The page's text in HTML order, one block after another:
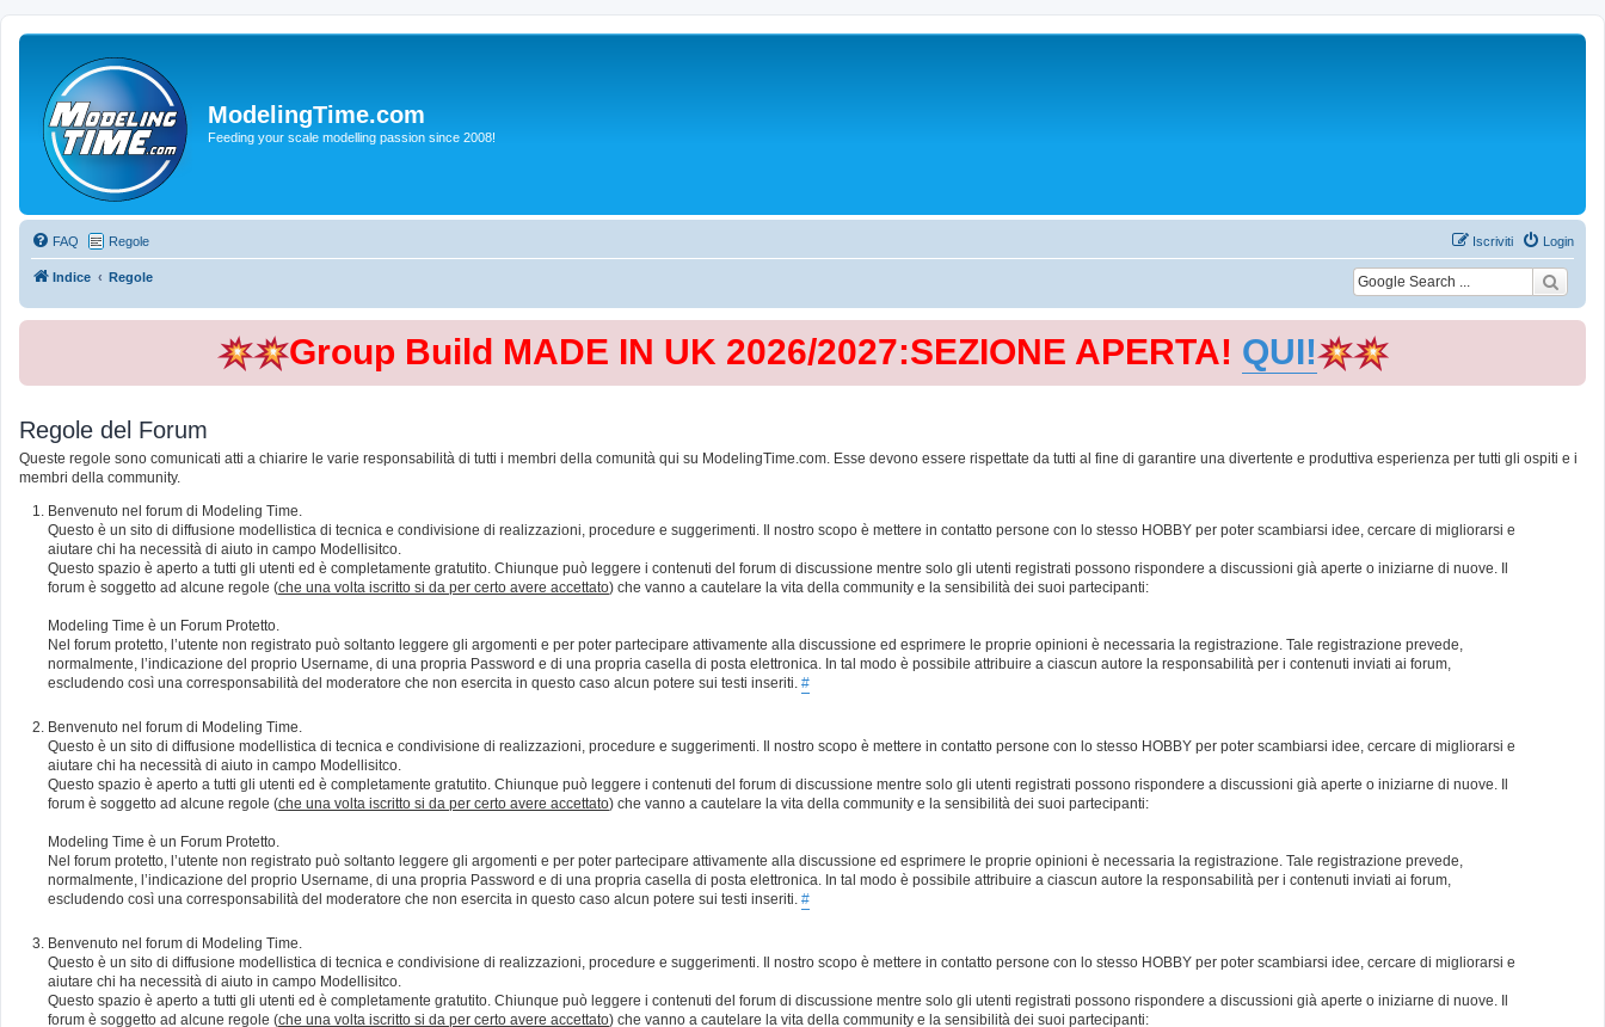
ModelingTime.com
Feeding your scale modelling passion since 2008!
FAQ Regole Login
Iscriviti
Indice Regole
Group Build MADE IN UK 2026/2027:SEZIONE APERTA! QUI!
Regole del Forum
Queste regole sono comunicati atti a chiarire le varie responsabilità di tutti i membri della comunità qui su ModelingTime.com. Esse devono essere rispettate da tutti al fine di garantire una divertente e produttiva esperienza per tutti gli ospiti e i
membri della community.
Benvenuto nel forum di Modeling Time.
Questo è un sito di diffusione modellistica di tecnica e condivisione di realizzazioni, procedure e suggerimenti. Il nostro scopo è mettere in contatto persone con lo stesso HOBBY per poter scambiarsi idee, cercare di migliorarsi e
aiutare chi ha necessità di aiuto in campo Modellisitco.
Questo spazio è aperto a tutti gli utenti ed è completamente gratutito. Chiunque può leggere i contenuti del forum di discussione mentre solo gli utenti registrati possono rispondere a discussioni già aperte o iniziarne di nuove. Il
forum è soggetto ad alcune regole (che una volta iscritto si da per certo avere accettato) che vanno a cautelare la vita della community e la sensibilità dei suoi partecipanti:
Modeling Time è un Forum Protetto.
Nel forum protetto, l’utente non registrato può soltanto leggere gli argomenti e per poter partecipare attivamente alla discussione ed esprimere le proprie opinioni è necessaria la registrazione. Tale registrazione prevede,
normalmente, l’indicazione del proprio Username, di una propria Password e di una propria casella di posta elettronica. In tal modo è possibile attribuire a ciascun autore la responsabilità per i contenuti inviati ai forum,
escludendo così una corresponsabilità del moderatore che non esercita in questo caso alcun potere sui testi inseriti. #
Benvenuto nel forum di Modeling Time.
Questo è un sito di diffusione modellistica di tecnica e condivisione di realizzazioni, procedure e suggerimenti. Il nostro scopo è mettere in contatto persone con lo stesso HOBBY per poter scambiarsi idee, cercare di migliorarsi e
aiutare chi ha necessità di aiuto in campo Modellisitco.
Questo spazio è aperto a tutti gli utenti ed è completamente gratutito. Chiunque può leggere i contenuti del forum di discussione mentre solo gli utenti registrati possono rispondere a discussioni già aperte o iniziarne di nuove. Il
forum è soggetto ad alcune regole (che una volta iscritto si da per certo avere accettato) che vanno a cautelare la vita della community e la sensibilità dei suoi partecipanti:
Modeling Time è un Forum Protetto.
Nel forum protetto, l’utente non registrato può soltanto leggere gli argomenti e per poter partecipare attivamente alla discussione ed esprimere le proprie opinioni è necessaria la registrazione. Tale registrazione prevede,
normalmente, l’indicazione del proprio Username, di una propria Password e di una propria casella di posta elettronica. In tal modo è possibile attribuire a ciascun autore la responsabilità per i contenuti inviati ai forum,
escludendo così una corresponsabilità del moderatore che non esercita in questo caso alcun potere sui testi inseriti. #
Benvenuto nel forum di Modeling Time.
Questo è un sito di diffusione modellistica di tecnica e condivisione di realizzazioni, procedure e suggerimenti. Il nostro scopo è mettere in contatto persone con lo stesso HOBBY per poter scambiarsi idee, cercare di migliorarsi e
aiutare chi ha necessità di aiuto in campo Modellisitco.
Questo spazio è aperto a tutti gli utenti ed è completamente gratutito. Chiunque può leggere i contenuti del forum di discussione mentre solo gli utenti registrati possono rispondere a discussioni già aperte o iniziarne di nuove. Il
forum è soggetto ad alcune regole (che una volta iscritto si da per certo avere accettato) che vanno a cautelare la vita della community e la sensibilità dei suoi partecipanti: